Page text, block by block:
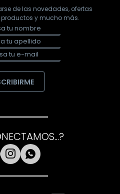
de las novedades, ofertas
productos y mucho más.
 